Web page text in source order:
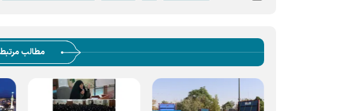
مطالب مرتبط